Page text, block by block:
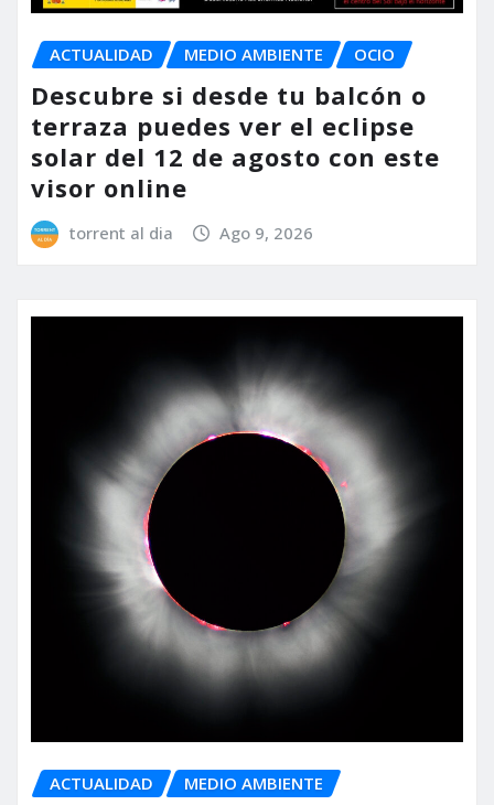
ACTUALIDAD MEDIO AMBIENTE OCIO
Descubre si desde tu balcón o
terraza puedes ver el eclipse
solar del 12 de agosto con este
visor online
torrent al dia Ago 9, 2026
ACTUALIDAD MEDIO AMBIENTE